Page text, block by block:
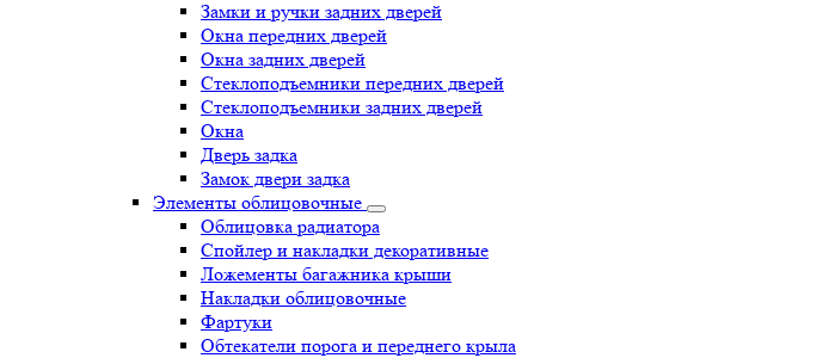
Замки и ручки задних дверей
Окна передних дверей
Окна задних дверей
Стеклоподъемники передних дверей
Стеклоподъемники задних дверей
Окна
Дверь задка
Замок двери задка
Элементы облицовочные
Облицовка радиатора
Спойлер и накладки декоративные
Ложементы багажника крыши
Накладки облицовочные
Фартуки
Обтекатели порога и переднего крыла